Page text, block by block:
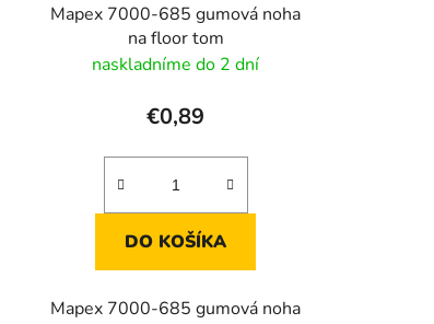
Mapex 7000-685 gumová noha
na floor tom
naskladníme do 2 dní
€0,89
DO KOŠÍKA
Mapex 7000-685 gumová noha